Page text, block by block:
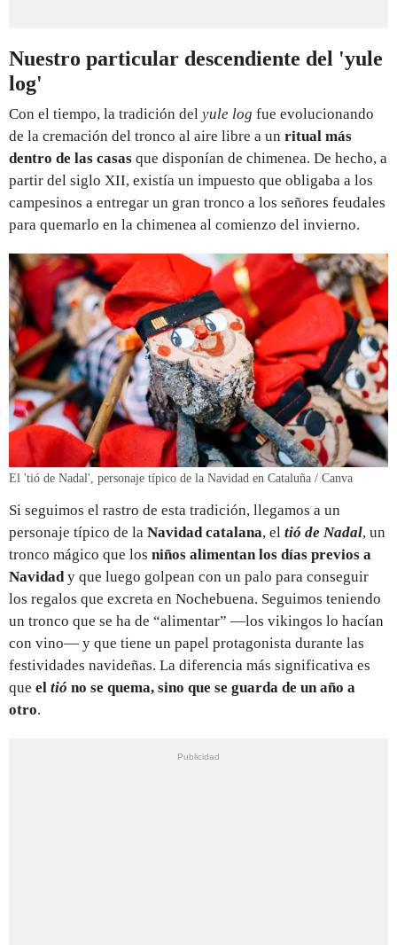
Nuestro particular descendiente del 'yule
log'
Con el tiempo, la tradición del yule log fue evolucionando
de la cremación del tronco al aire libre a un ritual más
dentro de las casas que disponían de chimenea. De hecho, a
partir del siglo XII, existía un impuesto que obligaba a los
campesinos a entregar un gran tronco a los señores feudales
para quemarlo en la chimenea al comienzo del invierno.
El 'tió de Nadal', personaje típico de la Navidad en Cataluña / Canva
Si seguimos el rastro de esta tradición, llegamos a un
personaje típico de la Navidad catalana, el tió de Nadal, un
tronco mágico que los niños alimentan los días previos a
Navidady que luego golpean con un palo para conseguir
los regalos que excreta en Nochebuena. Seguimos teniendo
un tronco que se ha de “alimentar” —los vikingos lo hacían
con vino— y que tiene un papel protagonista durante las
festividades navideñas. La diferencia más significativa es
que el tió no se quema, sino que se guarda de un año a
otro.